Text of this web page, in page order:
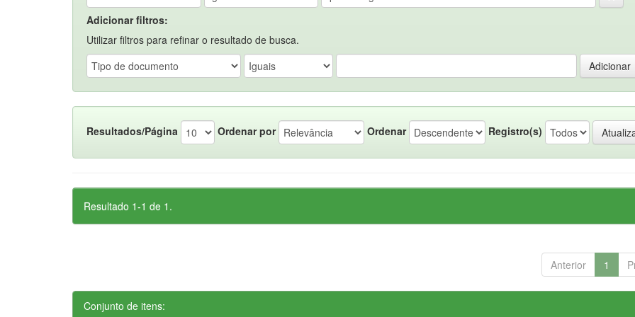
Adicionar filtros:
Utilizar filtros para refinar o resultado de busca.
Resultados/Página Ordenar por Ordenar Registro(s)
Resultado 1-1 de 1.
Anterior 1
Conjunto de itens: